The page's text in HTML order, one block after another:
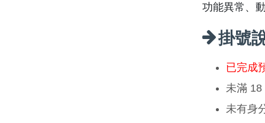
功能異常、
掛號
已完成
未滿 18
未有身